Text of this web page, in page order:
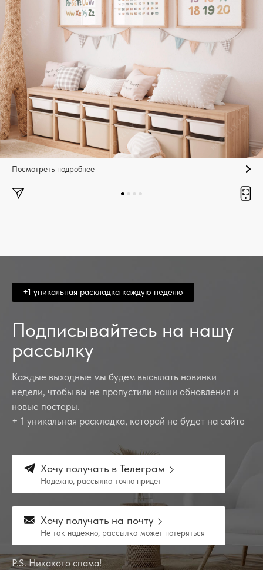
Посмотреть подробнее
+1 уникальная раскладка каждую неделю
Подписывайтесь на нашу
рассылку
Каждые выходные мы будем высылать новинки
недели, чтобы вы не пропустили наши обновления и
новые постеры.
+ 1 уникальная раскладка, которой не будет на сайте
Хочу получать в Телеграм
Надежно, рассылка точно придет
Хочу получать на почту
Не так надежно, рассылка может потеряться
P.S. Никакого спама!